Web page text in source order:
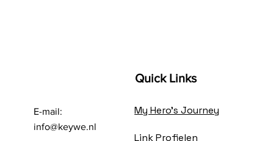
E-mail:
info@keywe.nl
Quick Links
My Hero's Journey
Link Profielen